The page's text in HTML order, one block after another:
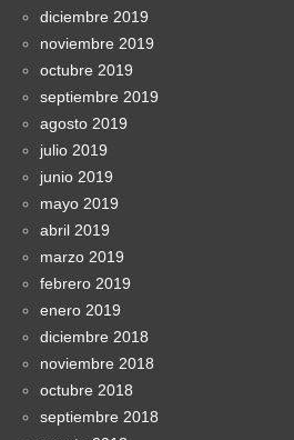
diciembre 2019
noviembre 2019
octubre 2019
septiembre 2019
agosto 2019
julio 2019
junio 2019
mayo 2019
abril 2019
marzo 2019
febrero 2019
enero 2019
diciembre 2018
noviembre 2018
octubre 2018
septiembre 2018